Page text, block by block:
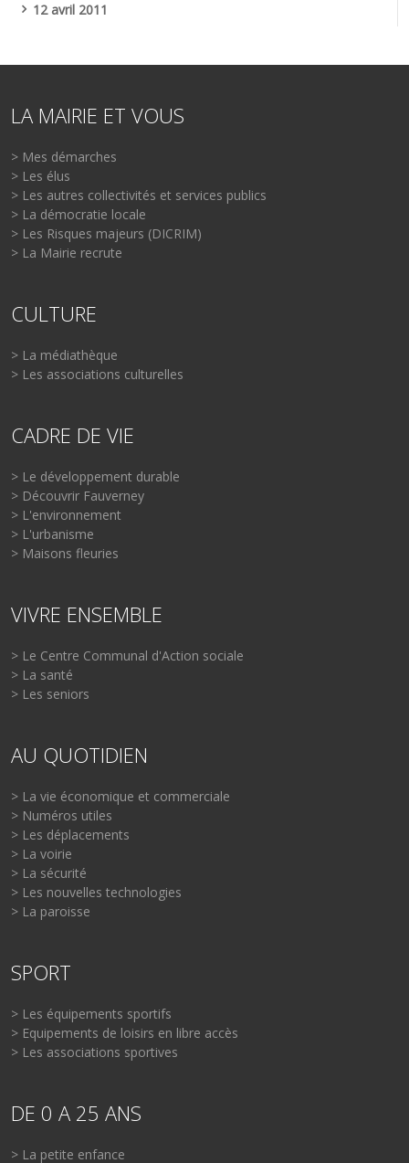
12 avril 2011
LA MAIRIE ET VOUS
> Mes démarches
> Les élus
> Les autres collectivités et services publics
> La démocratie locale
> Les Risques majeurs (DICRIM)
> La Mairie recrute
CULTURE
> La médiathèque
> Les associations culturelles
CADRE DE VIE
> Le développement durable
> Découvrir Fauverney
> L'environnement
> L'urbanisme
> Maisons fleuries
VIVRE ENSEMBLE
> Le Centre Communal d'Action sociale
> La santé
> Les seniors
AU QUOTIDIEN
> La vie économique et commerciale
> Numéros utiles
> Les déplacements
> La voirie
> La sécurité
> Les nouvelles technologies
> La paroisse
SPORT
> Les équipements sportifs
> Equipements de loisirs en libre accès
> Les associations sportives
DE 0 A 25 ANS
> La petite enfance